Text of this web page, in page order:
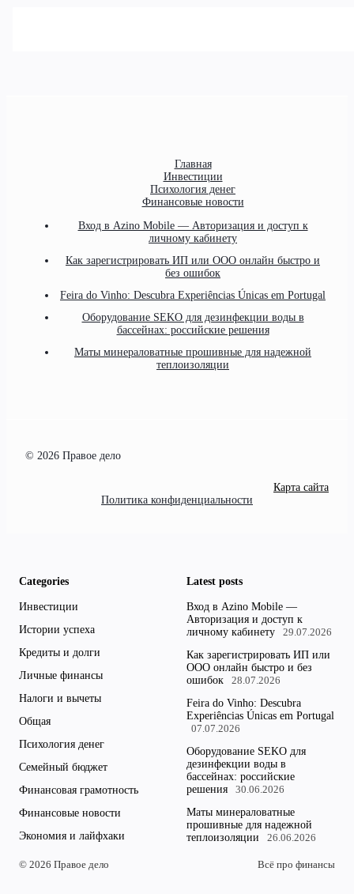
Главная
Инвестиции
Психология денег
Финансовые новости
Вход в Azino Mobile — Авторизация и доступ к
личному кабинету
Как зарегистрировать ИП или ООО онлайн быстро и
без ошибок
Feira do Vinho: Descubra Experiências Únicas em Portugal
Оборудование SEKO для дезинфекции воды в
бассейнах: российские решения
Маты минераловатные прошивные для надежной
теплоизоляции
© 2026 Правое дело
Карта сайта
Политика конфиденциальности
Categories
Инвестиции
Истории успеха
Кредиты и долги
Личные финансы
Налоги и вычеты
Общая
Психология денег
Семейный бюджет
Финансовая грамотность
Финансовые новости
Экономия и лайфхаки
Latest posts
Вход в Azino Mobile —
Авторизация и доступ к
личному кабинету
29.07.2026
Как зарегистрировать ИП или
ООО онлайн быстро и без
ошибок
28.07.2026
Feira do Vinho: Descubra
Experiências Únicas em Portugal
07.07.2026
Оборудование SEKO для
дезинфекции воды в
бассейнах: российские
решения
30.06.2026
Маты минераловатные
прошивные для надежной
теплоизоляции
26.06.2026
© 2026 Правое дело Всё про финансы